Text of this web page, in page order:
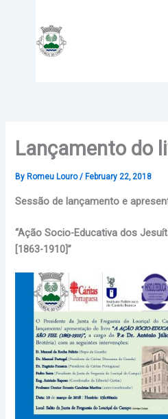
Lançamento do
By Romeu Louro/ February 22, 2018
Sessão de lançamento e
“Ação Socio-Educativa dos
[1863-1910]”